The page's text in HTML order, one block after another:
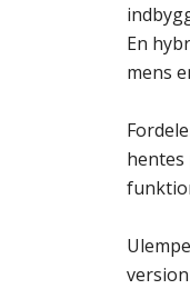
En
mens
hentes